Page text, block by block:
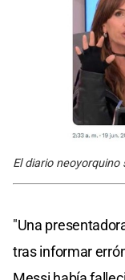
El diario
"Una
tras informar